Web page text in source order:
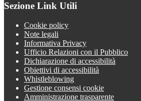
Sezione Link Utili
Cookie policy
Note legali
Informativa Privacy
Ufficio Relazioni con il Pubblico
Dichiarazione di accessibilità
Obiettivi di accessibilità
Whistleblowing
Gestione consensi cookie
Amministrazione trasparente